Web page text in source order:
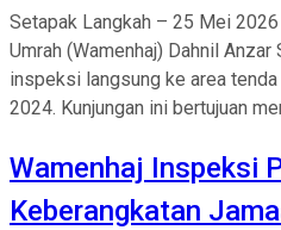
Setapak Langkah – 25 Mei
Umrah (Wamenhaj) Dahnil Anzar
inspeksi langsung ke area
2024. Kunjungan ini bertujuan
Wamenhaj Inspeksi
Keberangkatan